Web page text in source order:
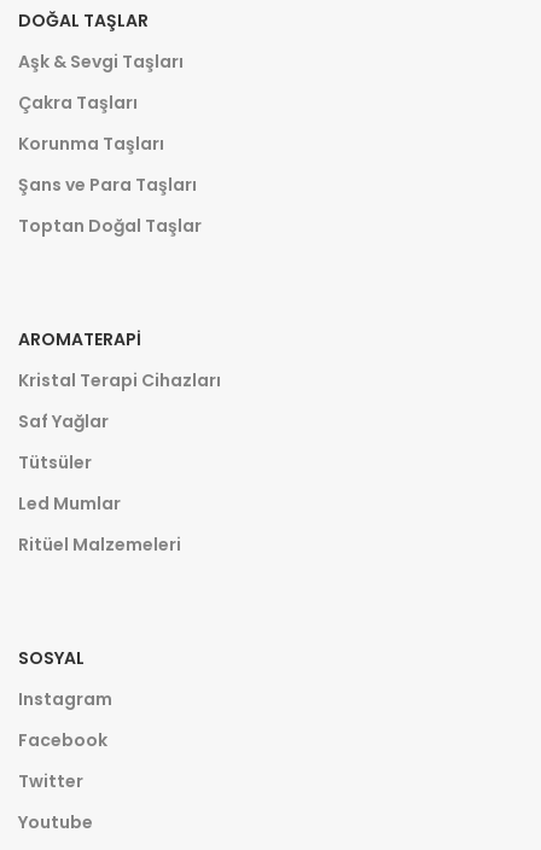
DOĞAL TAŞLAR
Aşk & Sevgi Taşları
Çakra Taşları
Korunma Taşları
Şans ve Para Taşları
Toptan Doğal Taşlar
AROMATERAPI
Kristal Terapi Cihazları
Saf Yağlar
Tütsüler
Led Mumlar
Ritüel Malzemeleri
SOSYAL
Instagram
Facebook
Twitter
Youtube